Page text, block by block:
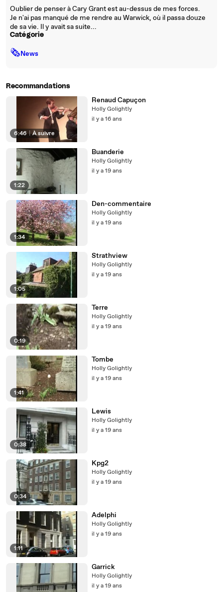
Oublier de penser à Cary Grant est au-dessus de mes forces.
Je n'ai pas manqué de me rendre au Warwick, où il passa douze
de sa vie. Il y avait sa suite...
Catégorie
🗞News
Recommandations
6:46 | À suivre
Renaud Capuçon
Holly Golightly
il y a 16 ans
1:22
Buanderie
Holly Golightly
il y a 19 ans
1:34
Den-commentaire
Holly Golightly
il y a 19 ans
1:05
Strathview
Holly Golightly
il y a 19 ans
0:19
Terre
Holly Golightly
il y a 19 ans
1:41
Tombe
Holly Golightly
il y a 19 ans
0:38
Lewis
Holly Golightly
il y a 19 ans
0:34
Kpg2
Holly Golightly
il y a 19 ans
1:11
Adelphi
Holly Golightly
il y a 19 ans
Garrick
Holly Golightly
il y a 19 ans